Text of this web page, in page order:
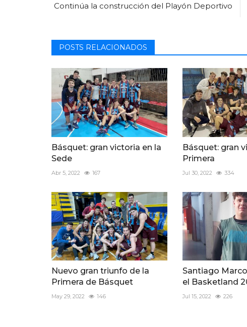
Continúa la construcción del Playón Deportivo
POSTS RELACIONADOS
Básquet: gran victoria en la
Sede
Abr 5, 2022 167
Básquet: gran
Primera
Jul 30, 2022 334
Nuevo gran triunfo de la
Primera de Básquet
May 29, 2022 146
Santiago
el Basketland
Jul 15, 2022 226